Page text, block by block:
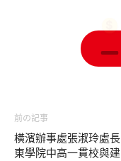
前の記事
橫濱辦事處張淑玲處
東學院中高一貫校與